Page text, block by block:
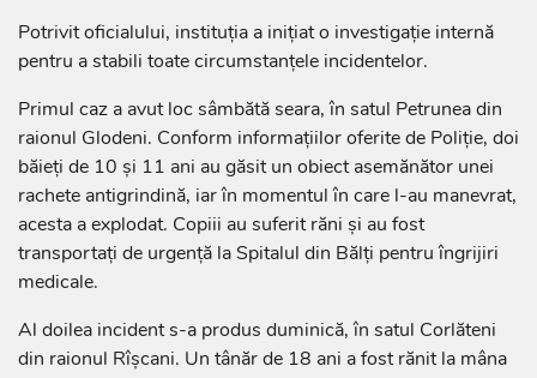
Potrivit oficialului, instituția a inițiat o investigație internă
pentru a stabili toate circumstanțele incidentelor.
Primul caz a avut loc sâmbătă seara, în satul Petrunea din
raionul Glodeni. Conform informațiilor oferite de Poliție, doi
băieți de 10 și 11 ani au găsit un obiect asemănător unei
rachete antigrindină, iar în momentul în care l-au manevrat,
acesta a explodat. Copiii au suferit răni și au fost
transportați de urgență la Spitalul din Bălți pentru îngrijiri
medicale.
Al doilea incident s-a produs duminică, în satul Corlăteni
din raionul Rîșcani. Un tânăr de 18 ani a fost rănit la mâna